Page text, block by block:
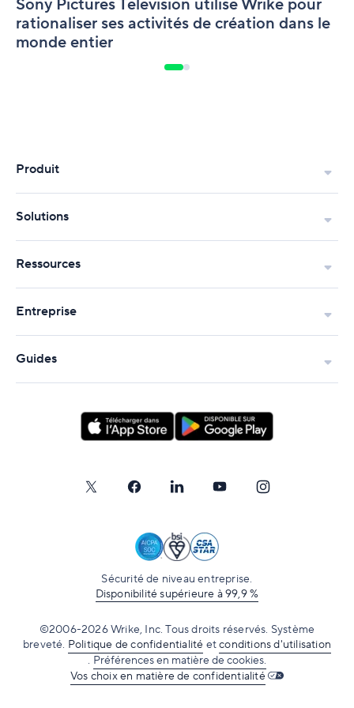
Sony Pictures Television utilise Wrike pour
rationaliser ses activités de création dans le
monde entier
le
monde
Produit
Solutions
Ressources
Entreprise
Guides
Sécurité de niveau entreprise.
Disponibilité supérieure à 99,9 %
©2006-2026 Wrike, Inc. Tous droits réservés. Système
breveté. Politique de confidentialité etconditions d'utilisation
. Préférences en matière de cookies.
Vos choix en matière de confidentialité